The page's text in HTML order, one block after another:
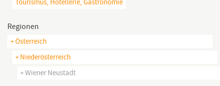
Regionen
+ Österreich
+ Niederösterreich
+ Wiener Neustadt